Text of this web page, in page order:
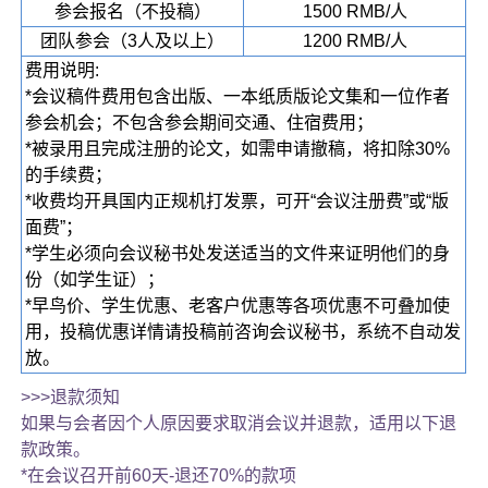
参会报名（不投稿）
1500 RMB/人
团队参会（3人及以上）
1200 RMB/人
费用说明:
*会议稿件费用包含出版、一本纸质版论文集和一位作者
参会机会；不包含参会期间交通、住宿费用；
*被录用且完成注册的论文，如需申请撤稿，将扣除30%
的手续费；
*收费均开具国内正规机打发票，可开“会议注册费”或“版
面费”；
*学生必须向会议秘书处发送适当的文件来证明他们的身
份（如学生证）；
*早鸟价、学生优惠、老客户优惠等各项优惠不可叠加使
用，投稿优惠详情请投稿前咨询会议秘书，系统不自动发
放。
>>>退款须知
如果与会者因个人原因要求取消会议并退款，适用以下退
款政策。
*在会议召开前60天-退还70%的款项